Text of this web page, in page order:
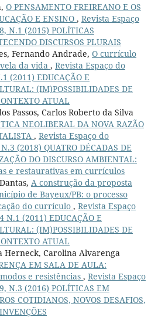
O PENSAMENTO FREIREANO E OS
E ENSINO , Revista Espaço
N.1 (2015) POLÍTICAS
DISCURSOS PLURAIS
Fernando Andrade, O currículo
da vida , Revista Espaço do
(2011) EDUCAÇÃO E
(IM)POSSIBILIDADES DE
ATUAL
Passos, Carlos Roberto da Silva
NEOLIBERAL DA NOVA RAZÃO
, Revista Espaço do
(2018) QUATRO DÉCADAS DE
DO DISCURSO AMBIENTAL:
e restaurativas em currículos
A construção da proposta
de Bayeux/PB: o processo
do currículo , Revista Espaço
(2011) EDUCAÇÃO E
(IM)POSSIBILIDADES DE
ATUAL
Herneck, Carolina Alvarenga
EM SALA DE AULA:
e resistências , Revista Espaço
N.3 (2016) POLÍTICAS EM
COTIDIANOS, NOVOS DESAFIOS,